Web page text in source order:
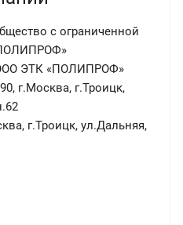
с ограниченной
ЭТК «ПОЛИПРОФ»
г.Москва, г.Троицк,
г.Троицк, ул.Дальняя,